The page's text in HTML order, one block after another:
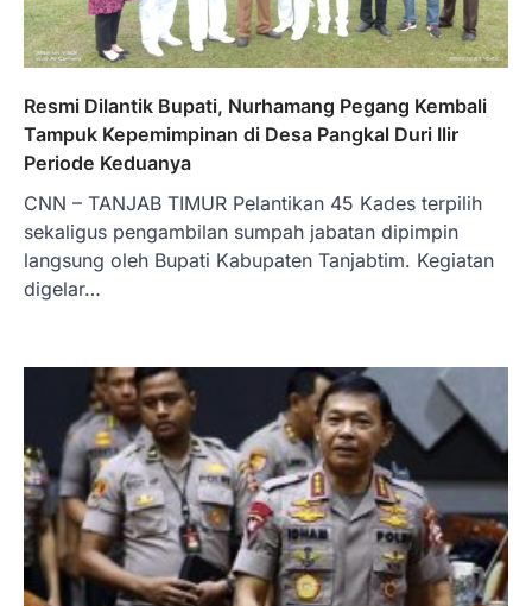
Resmi Dilantik Bupati, Nurhamang Pegang Kembali
Tampuk Kepemimpinan di Desa Pangkal Duri Ilir
Periode Keduanya
CNN – TANJAB TIMUR Pelantikan 45 Kades terpilih
sekaligus pengambilan sumpah jabatan dipimpin
langsung oleh Bupati Kabupaten Tanjabtim. Kegiatan
digelar…